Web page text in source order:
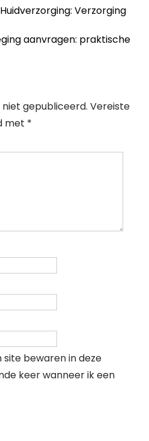
Verzorging
aanvragen: praktische
gepubliceerd. Vereiste
met *
site bewaren in deze
keer wanneer ik een